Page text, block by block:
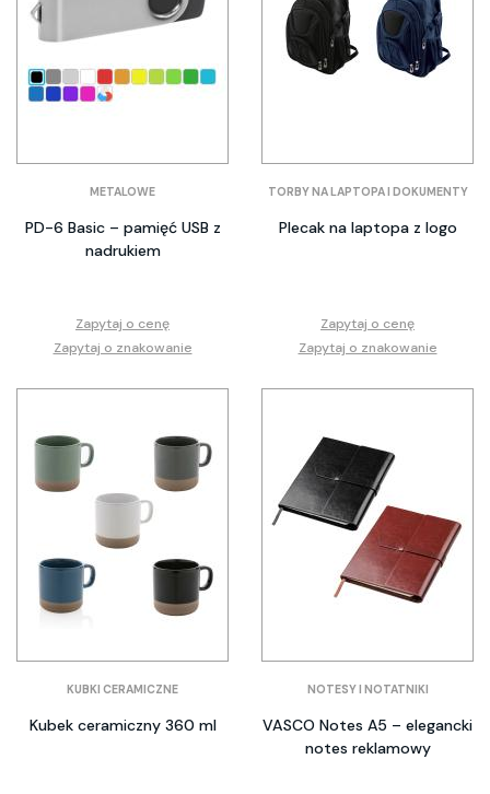
METALOWE
PD-6 Basic – pamięć USB z
nadrukiem
Zapytaj o cenę
Zapytaj o znakowanie
TORBY NA LAPTOPA I DOKUMENTY
Plecak na laptopa z logo
Zapytaj o cenę
Zapytaj o znakowanie
KUBKI CERAMICZNE
Kubek ceramiczny 360 ml
NOTESY I NOTATNIKI
VASCO Notes A5 – elegancki
notes reklamowy